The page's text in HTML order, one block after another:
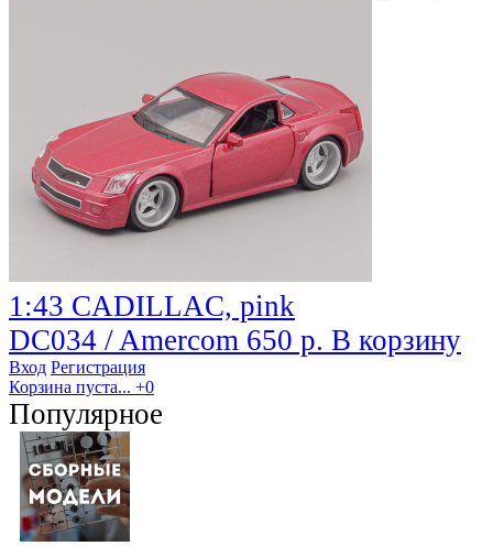
1:43 CADILLAC, pink
DC034 / Amercom 650 р. В корзину
Вход Регистрация
Корзина пуста... +0
Популярное